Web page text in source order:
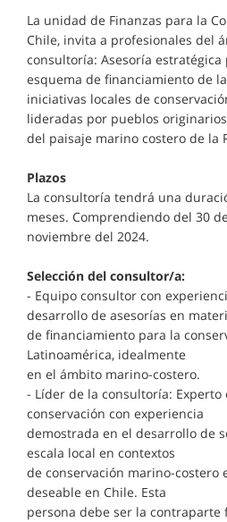
La unidad de Finanzas para la
Chile, invita a profesionales del
consultoría: Asesoría
esquema de financiamiento de
iniciativas locales de
lideradas por pueblos
del paisaje marino costero de la
Plazos
La consultoría tendrá una
meses. Comprendiendo del 30
noviembre del 2024.
Selección del consultor/a:
- Equipo consultor con
desarrollo de asesorías en
de financiamiento para la
Latinoamérica, idealmente
en el ámbito marino-costero.
- Líder de la consultoría: Experto
conservación con experiencia
demostrada en el desarrollo de
escala local en contextos
de conservación marino-costero
deseable en Chile. Esta
persona debe ser la